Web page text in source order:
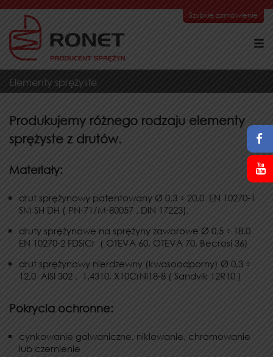
Szybkie zamówienie
Elementy sprężyste
Produkujemy różnego rodzaju elementy
sprężyste z drutów.
Materiały:
drut sprężynowy patentowany Ø 0,3 ÷ 20,0 EN 10270-1
SM SH DH ( PN-71/M-80057 , DIN 17223),
druty sprężynowe na sprężyny zaworowe Ø 0,5 ÷ 18.0
EN 10270-2 FDSiCr ( OTEVA 60, OTEVA 70, Becrosi 36)
drut sprężynowy nierdzewny (kwasoodporny) Ø 0,3 ÷
12,0 AISI 302 , 1.4310, X10CrNi18-8 ( Sandvik 12R10 )
Pokrycia ochronne:
cynkowanie galwaniczne, niklowanie, chromowanie
lub czernienie